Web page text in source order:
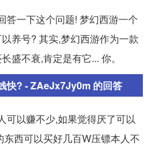
答一下这个问题! 梦幻西游一个
养号? 其实,梦幻西游作为一款
盛不衰,肯定是有它... 你。
快? - ZAeJx7Jy0m 的回答
可以赚不少,如果觉得厌了可以
西可以买好几百W压镖本人不